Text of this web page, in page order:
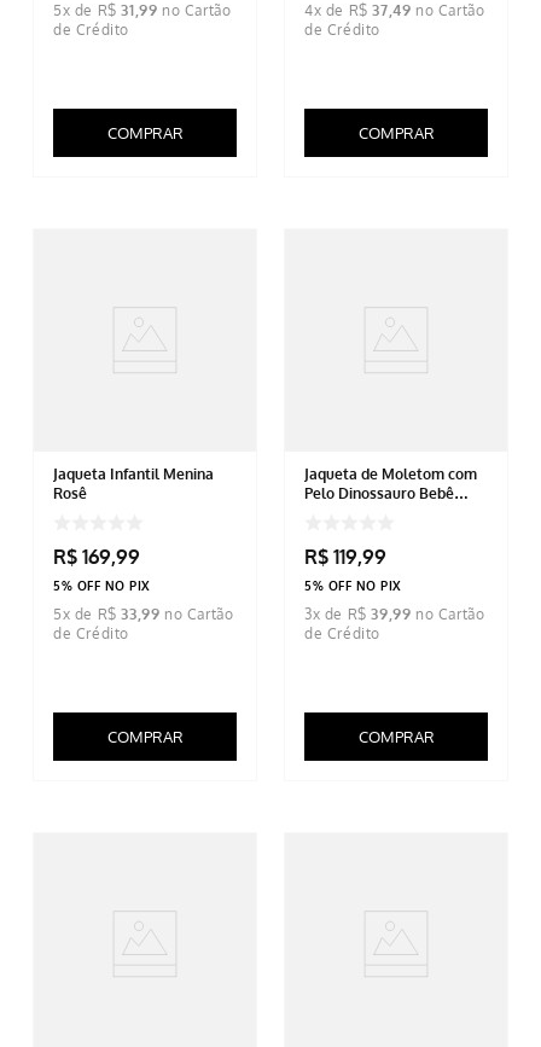
5x de R$ 31,99
COMPRAR
4x de R$ 37,49
COMPRAR
Jaqueta Infantil Menina
Rosê
R$ 169,99
5% OFF NO PIX
5x de R$ 33,99
COMPRAR
Jaqueta de Moletom com
Pelo Dinossauro Bebê
R$ 119,99
5% OFF NO PIX
3x de R$ 39,99
COMPRAR